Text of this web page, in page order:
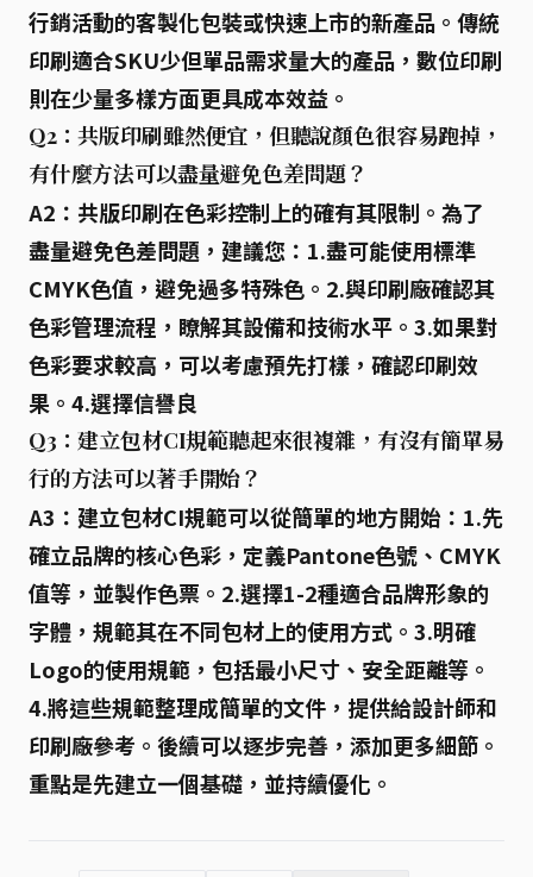
行銷活動的客製化包裝或快速上市的新產品。傳統
印刷適合SKU少但單品需求量大的產品，數位印刷
則在少量多樣方面更具成本效益。
Q2：共版印刷雖然便宜，但聽說顏色很容易跑掉，
有什麼方法可以盡量避免色差問題？
A2：共版印刷在色彩控制上的確有其限制。為了
盡量避免色差問題，建議您： 1.盡可能使用標準
CMYK色值 ，避免過多特殊色。 2.與印刷廠確認其
色彩管理流程 ，瞭解其設備和技術水平。 3.如果對
色彩要求較高，可以考慮預先打樣 ，確認印刷效
果。 4.選擇信譽良
Q3：建立包材CI規範聽起來很複雜，有沒有簡單易
行的方法可以著手開始？
A3：建立包材CI規範可以從簡單的地方開始： 1.先
確立品牌的核心色彩 ，定義Pantone色號、CMYK
值等，並製作色票。 2.選擇1-2種適合品牌形象的
字體 ，規範其在不同包材上的使用方式。 3.明確
Logo的使用規範 ，包括最小尺寸、安全距離等。
4.將這些規範整理成簡單的文件 ，提供給設計師和
印刷廠參考。後續可以逐步完善，添加更多細節。
重點是先建立一個基礎，並持續優化。